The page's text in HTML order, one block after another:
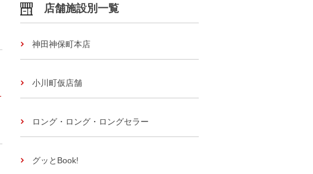
店舗施設別一覧
神田神保町本店
小川町仮店舗
ロング・ロング・ロングセラー
グッとBook!